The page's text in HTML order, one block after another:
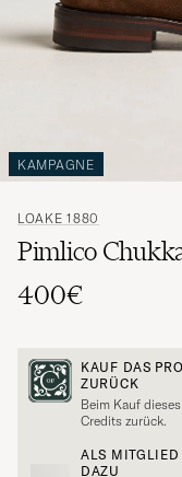
KAMPAGNE
LOAKE 1880
Pimlico
400€
KAUF DAS
ZURÜCK
Beim Kauf
Credits zurück.
ALS MITGLIED
DAZU